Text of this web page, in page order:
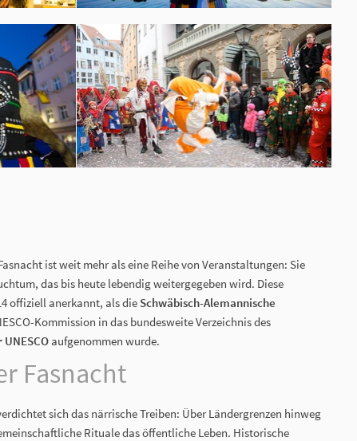
ist weit mehr als eine Reihe von Veranstaltungen: Sie
das bis heute lebendig weitergegeben wird. Diese
offiziell anerkannt, als die Schwäbisch-Alemannische
Kommission in das bundesweite Verzeichnis des
aufgenommen wurde.
Fasnacht
sich das närrische Treiben: Über Ländergrenzen hinweg
Rituale das öffentliche Leben. Historische